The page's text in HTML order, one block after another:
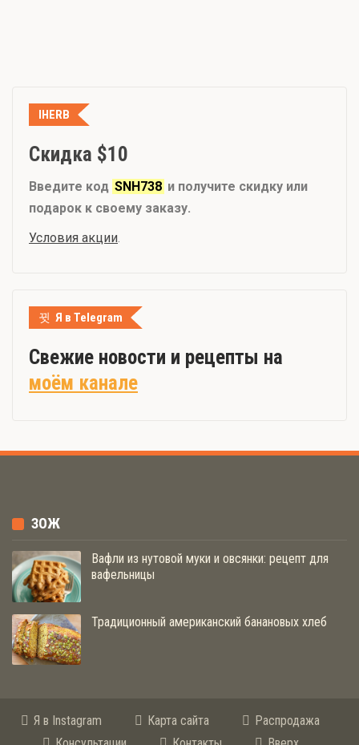
IHERB
Скидка $10
Введите код SNH738 и получите скидку или
подарок к своему заказу.
Условия акции.
Я в Telegram
Свежие новости и рецепты на
моём канале
ЗОЖ
Вафли из нутовой муки и овсянки: рецепт для
вафельницы
Традиционный американский банановых хлеб
Я в Instagram Карта сайта
Распродажа